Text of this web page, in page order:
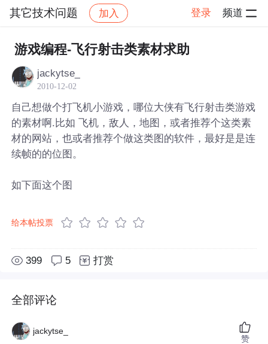
其它技术问题 加入 登录 频道
社区 其它技术问题 帖子详情
游戏编程-飞行射击类素材求助
jackytse_
2010-12-02
自己想做个打飞机小游戏，哪位大侠有飞行射击类游戏
的素材啊.比如 飞机，敌人，地图，或者推荐个这类素
材的网站，也或者推荐个做这类图的软件，最好是是连
续帧的的位图。
如下面这个图
给本帖投票
399 5 打赏
全部评论
jackytse_
赞